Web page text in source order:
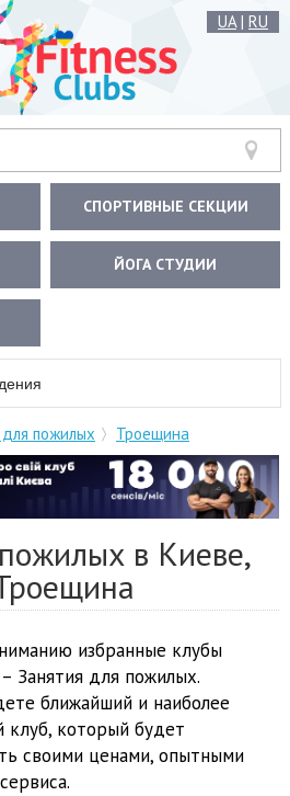
UA| RU
СПОРТИВНЫЕ СЕКЦИИ
ЙОГА СТУДИИ
пожилых Троещина
в Киеве,
избранные клубы
Занятия для пожилых.
ближайший и наиболее
клуб, который будет
своими ценами, опытными